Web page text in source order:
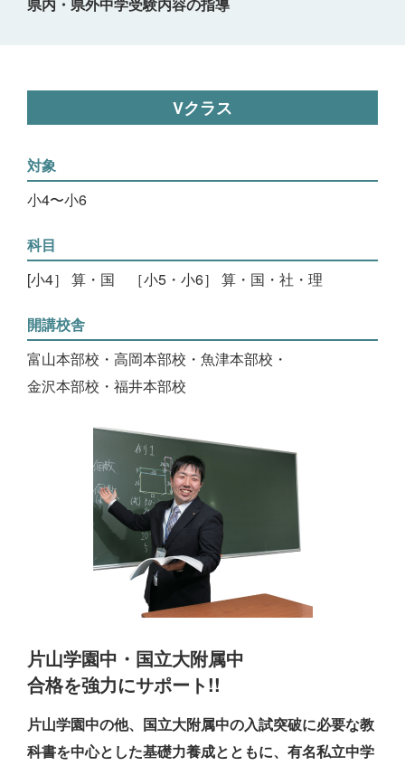
Vクラス
対象
小4〜小6
科目
[小4］ 算・国 ［小5・小6］ 算・国・社・理
開講校舎
富山本部校・高岡本部校・魚津本部校・
金沢本部校・福井本部校
片山学園中・国立大附属中
合格を強力にサポート!!
片山学園中の他、国立大附属中の入試突破に必要な教
科書を中心とした基礎力養成とともに、有名私立中学